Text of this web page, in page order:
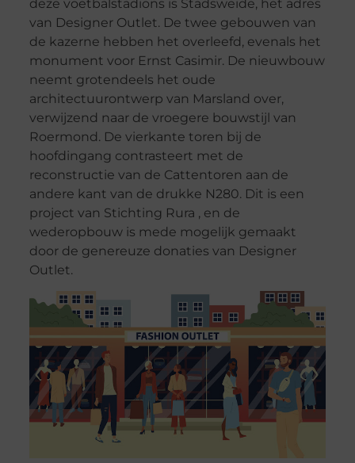
deze voetbalstadions is Stadsweide, het adres
van Designer Outlet. De twee gebouwen van
de kazerne hebben het overleefd, evenals het
monument voor Ernst Casimir. De nieuwbouw
neemt grotendeels het oude
architectuurontwerp van Marsland over,
verwijzend naar de vroegere bouwstijl van
Roermond. De vierkante toren bij de
hoofdingang contrasteert met de
reconstructie van de Cattentoren aan de
andere kant van de drukke N280. Dit is een
project van Stichting Rura , en de
wederopbouw is mede mogelijk gemaakt
door de genereuze donaties van Designer
Outlet.